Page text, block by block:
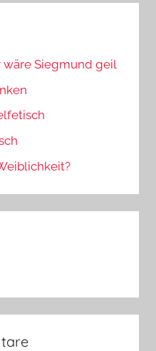
wäre Siegmund geil